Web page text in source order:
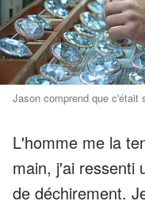
Jason comprend que c'était
L'homme me la
main, j'ai ressenti
de déchirement.